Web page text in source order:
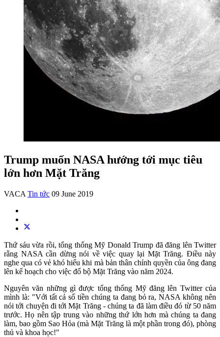
Trump muốn NASA hướng tới mục tiêu
lớn hơn Mặt Trăng
VACA Tin tức 09 June 2019
Thứ sáu vừa rồi, tổng thống Mỹ Donald Trump đã đăng lên Twitter
rằng NASA cần dừng nói về việc quay lại Mặt Trăng. Điều này
nghe qua có vẻ khó hiểu khi mà bản thân chính quyền của ông đang
lên kế hoạch cho việc đổ bộ Mặt Trăng vào năm 2024.
Nguyên văn những gì được tổng thống Mỹ đăng lên Twitter của
mình là: "Với tất cả số tiền chúng ta đang bỏ ra, NASA không nên
nói tới chuyện đi tới Mặt Trăng - chúng ta đã làm điều đó từ 50 năm
trước. Họ nên tập trung vào những thứ lớn hơn mà chúng ta đang
làm, bao gồm Sao Hỏa (mà Mặt Trăng là một phần trong đó), phòng
thủ và khoa học!"